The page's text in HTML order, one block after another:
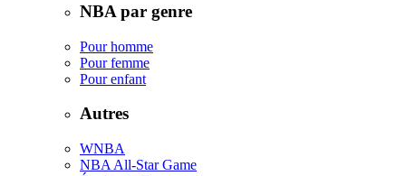
NBA par genre
Pour homme
Pour femme
Pour enfant
Autres
WNBA
NBA All-Star Game